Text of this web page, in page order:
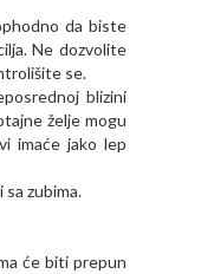
da biste
Ne dozvolite
se.
blizini
želje mogu
imaće jako lep
sa zubima.
će biti prepun